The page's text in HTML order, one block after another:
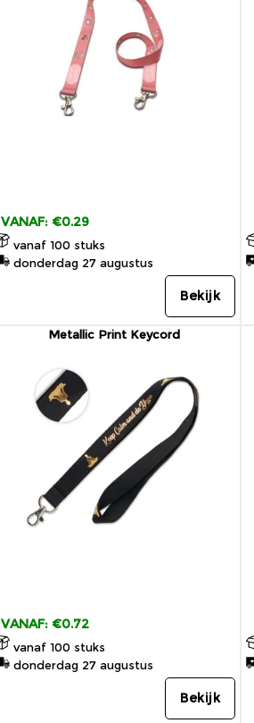
VANAF: €0.29
vanaf 100 stuks
donderdag 27 augustus
Bekijk
Metallic Print Keycord
VANAF: €0.72
vanaf 100 stuks
donderdag 27 augustus
Bekijk